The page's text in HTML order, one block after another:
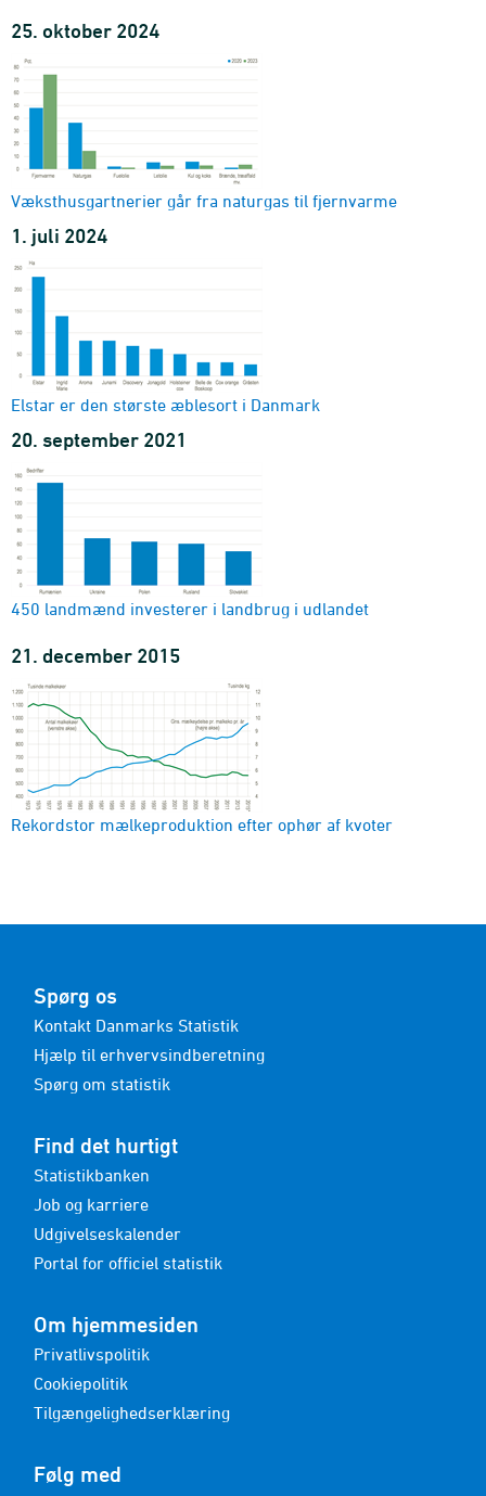
25. oktober 2024
Væksthusgartnerier går fra naturgas til fjernvarme
1. juli 2024
Elstar er den største æblesort i Danmark
20. september 2021
450 landmænd investerer i landbrug i udlandet
21. december 2015
Rekordstor mælkeproduktion efter ophør af kvoter
Spørg os
Kontakt Danmarks Statistik
Hjælp til erhvervsindberetning
Spørg om statistik
Find det hurtigt
Statistikbanken
Job og karriere
Udgivelseskalender
Portal for officiel statistik
Om hjemmesiden
Privatlivspolitik
Cookiepolitik
Tilgængelighedserklæring
Følg med